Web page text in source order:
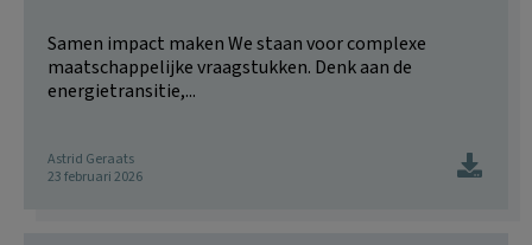
Samen impact maken We staan voor complexe
maatschappelijke vraagstukken. Denk aan de
energietransitie,...
Astrid Geraats
23 februari 2026